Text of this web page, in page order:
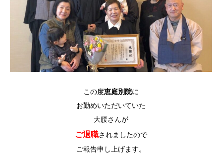
この度恵庭別院に
お勤めいただいていた
大腰さんが
ご退職されましたので
ご報告申し上げます。